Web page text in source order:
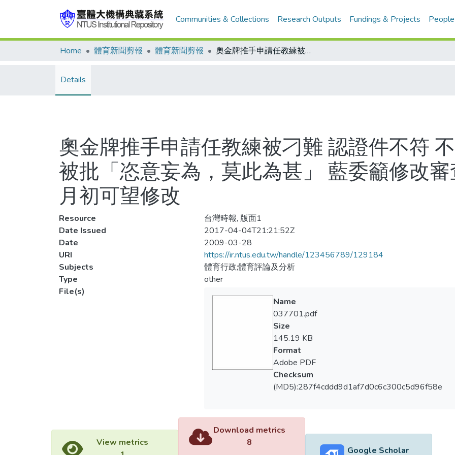
Communities & Collections Research Outputs Fundings & Projects People
Home 體育新聞剪報 體育新聞剪報 奧金牌推手申請任教練被刁難 認證件不符 不理訴願決定 體委會被批「恣意妄為，莫此為甚」 藍委籲修改審查辦法 體委會：四月初可望修改
Details
奧金牌推手申請任教練被刁難 認證件不符
被批「恣意妄為，莫此為甚」 藍委籲修改
月初可望修改
Resource
台灣時報, 版面1
Date Issued
2017-04-04T21:21:52Z
Date
2009-03-28
URI
https://ir.ntus.edu.tw/handle/123456789/129184
Subjects
體育行政;體育評論及分析
Type
other
File(s)
Name
037701.pdf
Size
145.19 KB
Format
Adobe PDF
Checksum
(MD5):287f4cddd9d1af7d0c6c300c5d96f58e
View metrics
Download metrics
8
Google Scholar